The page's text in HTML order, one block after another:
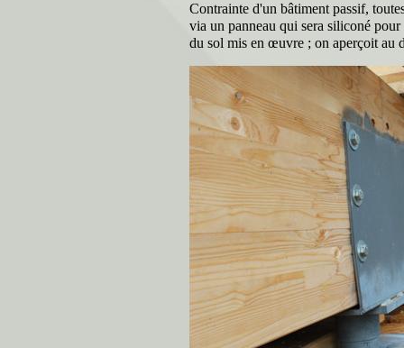
Contrainte d'un bâtiment passif,
via un panneau qui sera siliconé
du sol mis en œuvre ; on aperçoit au